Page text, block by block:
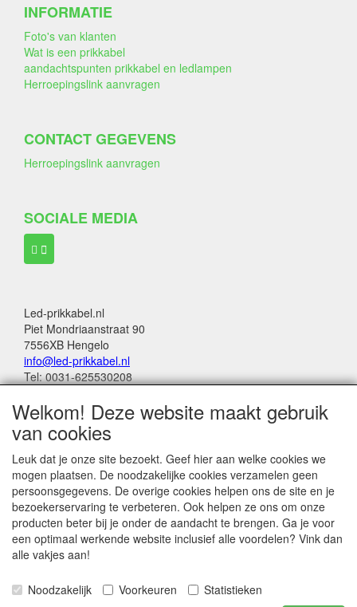
INFORMATIE
Foto's van klanten
Wat is een prikkabel
aandachtspunten prikkabel en ledlampen
Herroepingslink aanvragen
CONTACT GEGEVENS
Herroepingslink aanvragen
SOCIALE MEDIA
Led-prikkabel.nl
Piet Mondriaanstraat 90
7556XB Hengelo
info@led-prikkabel.nl
Tel: 0031-625530208
BTW no: NL001201144B39
zijn inclusief 21% BTW
Betalingen:
Wero Ideal
Paypal
Bancontact (belgië)
Welkom! Deze website maakt gebruik
van cookies
Leuk dat je onze site bezoekt. Geef hier aan welke cookies we
mogen plaatsen. De noodzakelijke cookies verzamelen geen
persoonsgegevens. De overige cookies helpen ons de site en je
bezoekerservaring te verbeteren. Ook helpen ze ons om onze
producten beter bij je onder de aandacht te brengen. Ga je voor
een optimaal werkende website inclusief alle voordelen? Vink dan
alle vakjes aan!
Noodzakelijk Voorkeuren
Statistieken